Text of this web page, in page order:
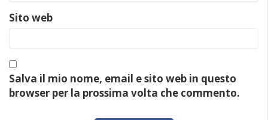
Sito web
Salva il mio nome, email e sito web in questo
browser per la prossima volta che commento.